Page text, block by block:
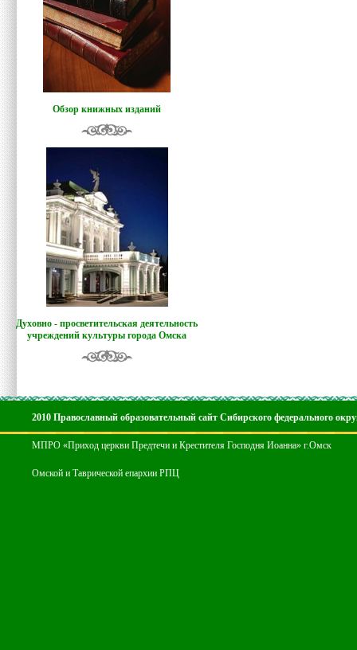
Обзор книжных изданий
Духовно - просветительская деятельность
учреждений культуры города Омска
2010 Православный образовательный сайт Сибирского федерального
МПРО «Приход церкви Предтечи и Крестителя Господня Иоанна» г.Омск
Омской и Таврической епархии РПЦ